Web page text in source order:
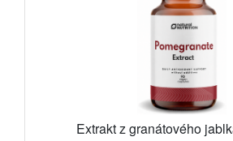
Extrakt z granátového